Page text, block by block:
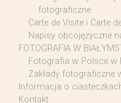
fotograficzne
Carte de Visite i Carte
Napisy obcojęzyczne
FOTOGRAFIA W
Fotografia w Polsce w
Zakłady fotograficzne
Informacja o
Kontakt